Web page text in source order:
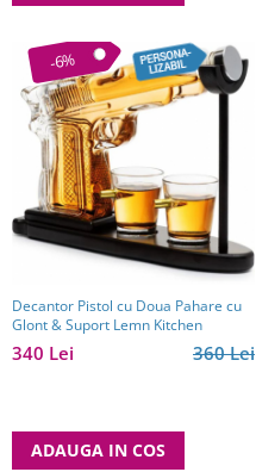
-6%
Decantor Pistol cu Doua Pahare cu
Glont & Suport Lemn Kitchen
360 Lei
340 Lei
ADAUGA IN COS